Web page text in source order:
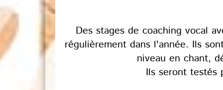
Des stages de coaching vocal
régulièrement dans l'année. Ils
niveau en chant,
Ils seront testés